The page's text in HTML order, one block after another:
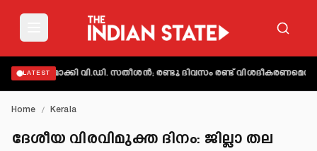
LATEST
വ്യക്തമാക്കി വി.ഡി. സതീശൻ; രണ്ടു ദിവസം രണ്ട് വിശദീകരണമെന്ന്
Home / Kerala
ദേശീയ വിരവിമുക്ത ദിനം: ജില്ലാ തല